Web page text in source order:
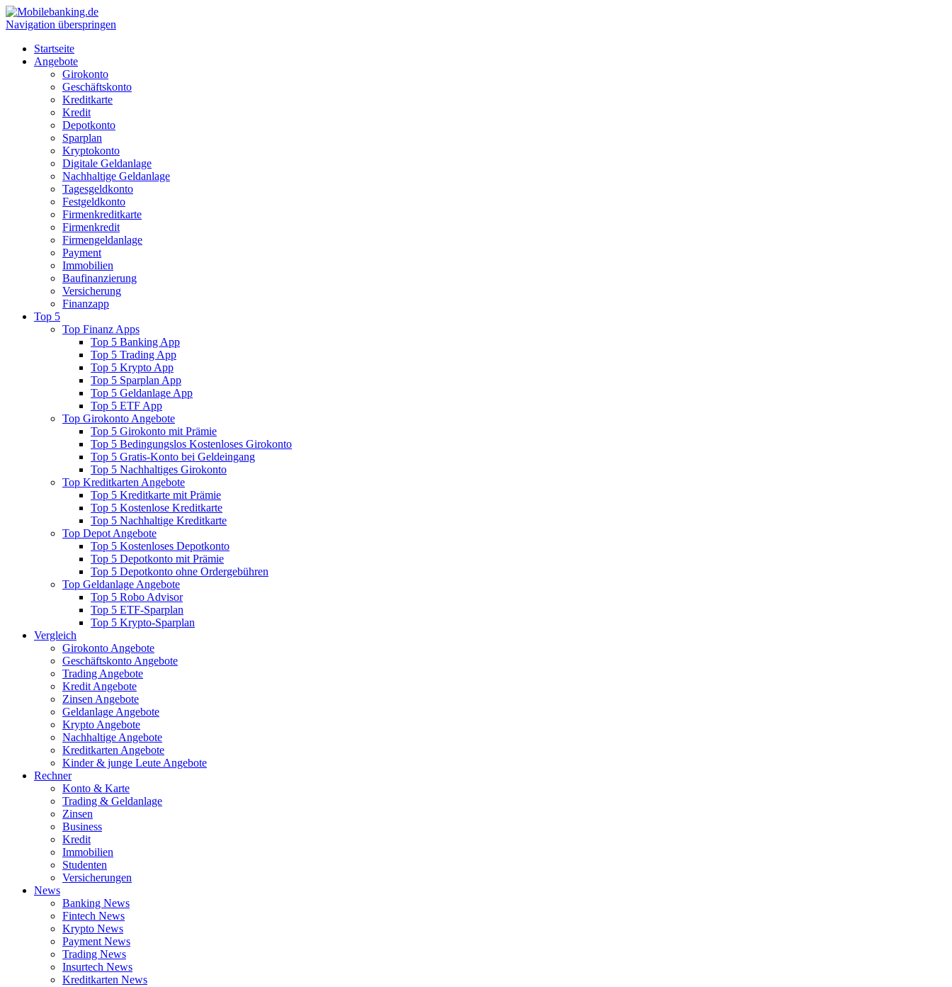
Navigation überspringen
Startseite
Angebote
Girokonto
Geschäftskonto
Kreditkarte
Kredit
Depotkonto
Sparplan
Kryptokonto
Digitale Geldanlage
Nachhaltige Geldanlage
Tagesgeldkonto
Festgeldkonto
Firmenkreditkarte
Firmenkredit
Firmengeldanlage
Payment
Immobilien
Baufinanzierung
Versicherung
Finanzapp
Top 5
Top Finanz Apps
Top 5 Banking App
Top 5 Trading App
Top 5 Krypto App
Top 5 Sparplan App
Top 5 Geldanlage App
Top 5 ETF App
Top Girokonto Angebote
Top 5 Girokonto mit Prämie
Top 5 Bedingungslos Kostenloses Girokonto
Top 5 Gratis-Konto bei Geldeingang
Top 5 Nachhaltiges Girokonto
Top Kreditkarten Angebote
Top 5 Kreditkarte mit Prämie
Top 5 Kostenlose Kreditkarte
Top 5 Nachhaltige Kreditkarte
Top Depot Angebote
Top 5 Kostenloses Depotkonto
Top 5 Depotkonto mit Prämie
Top 5 Depotkonto ohne Ordergebühren
Top Geldanlage Angebote
Top 5 Robo Advisor
Top 5 ETF-Sparplan
Top 5 Krypto-Sparplan
Vergleich
Girokonto Angebote
Geschäftskonto Angebote
Trading Angebote
Kredit Angebote
Zinsen Angebote
Geldanlage Angebote
Krypto Angebote
Nachhaltige Angebote
Kreditkarten Angebote
Kinder & junge Leute Angebote
Rechner
Konto & Karte
Trading & Geldanlage
Zinsen
Business
Kredit
Immobilien
Studenten
Versicherungen
News
Banking News
Fintech News
Krypto News
Payment News
Trading News
Insurtech News
Kreditkarten News